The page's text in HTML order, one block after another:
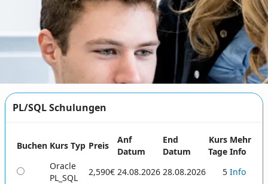
PL/SQL Schulungen
Buchen Kurs Typ Preis
Anf
Datum
End
Datum
Kurs
Tage
Mehr
Info
Oracle
PL_SQL
2,590€ 24.08.2026 28.08.2026 5 Info